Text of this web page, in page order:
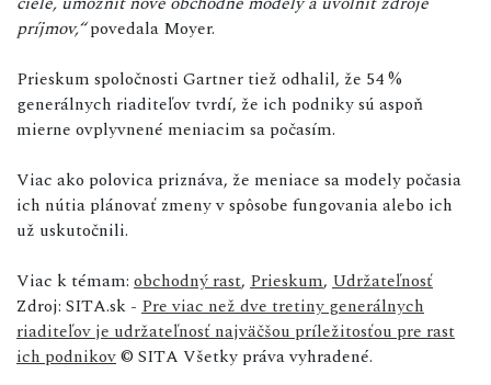
príjmov,“povedala Moyer.
Prieskum spoločnosti Gartner tiež odhalil, že 54 %
generálnych riaditeľov tvrdí, že ich podniky sú aspoň
mierne ovplyvnené meniacim sa počasím.
Viac ako polovica priznáva, že meniace sa modely počasia
ich nútia plánovať zmeny v spôsobe fungovania alebo ich
už uskutočnili.
Viac k témam: obchodný rast, Prieskum, Udržateľnosť
Zdroj: SITA.sk - Pre viac než dve tretiny generálnych
riaditeľov je udržateľnosť najväčšou príležitosťou pre rast
ich podnikov© SITA Všetky práva vyhradené.